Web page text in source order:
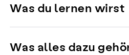
Was du lernen wirst
Was alles dazu